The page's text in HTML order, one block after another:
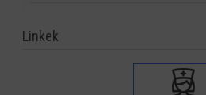
Linkek